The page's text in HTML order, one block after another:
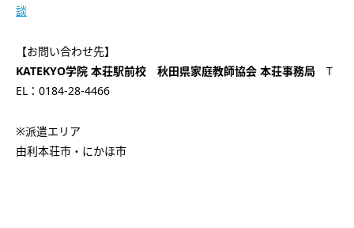
談
【お問い合わせ先】
KATEKYO学院 本荘駅前校 秋田県家庭教師協会 本荘事務局 T
EL：0184-28-4466
※派遣エリア
由利本荘市・にかほ市